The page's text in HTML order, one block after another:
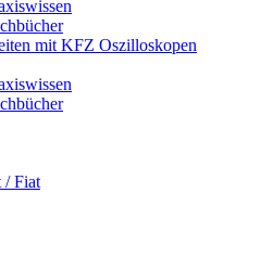
mit KFZ Oszilloskopen
/ Fiat